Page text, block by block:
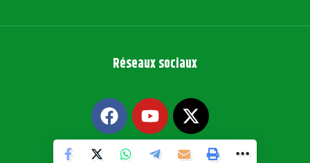
Réseaux sociaux